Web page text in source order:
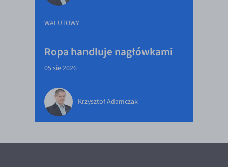
WALUTOWY
Ropa handluje nagłówkami
05 sie 2026
Krzysztof Adamczak